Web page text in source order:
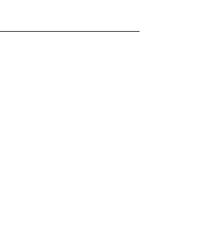
mẫu MIỄN PHÍ và vận
quốc
thỏa thuận, nếu không
ứng nhu cầu của tất